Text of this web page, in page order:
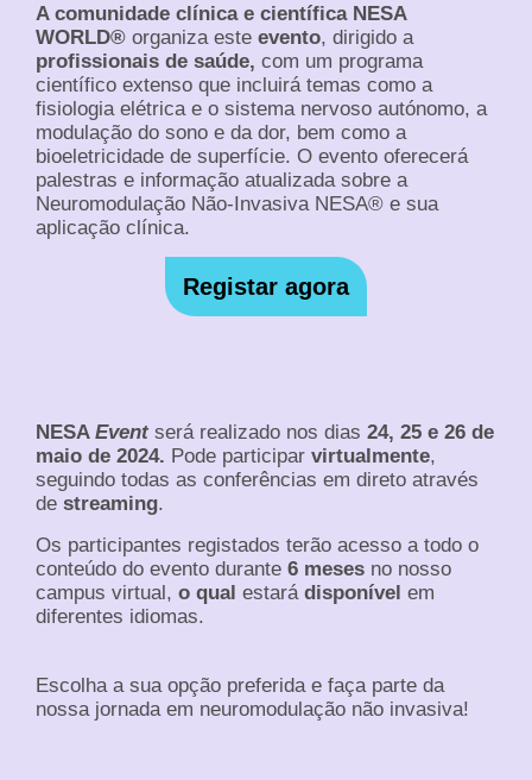
A comunidade clínica e científica NESA
WORLD® organiza este evento, dirigido a
profissionais de saúde, com um programa
científico extenso que incluirá temas como a
fisiologia elétrica e o sistema nervoso autónomo, a
modulação do sono e da dor, bem como a
bioeletricidade de superfície. O evento oferecerá
palestras e informação atualizada sobre a
Neuromodulação Não-Invasiva NESA® e sua
aplicação clínica.
Registar agora
NESA Eventserá realizado nos dias 24, 25 e 26 de
maio de 2024. Pode participar virtualmente,
seguindo todas as conferências em direto através
de streaming.
Os participantes registados terão acesso a todo o
conteúdo do evento durante 6 meses no nosso
campus virtual, o qual estará disponível em
diferentes idiomas.
Escolha a sua opção preferida e faça parte da
nossa jornada em neuromodulação não invasiva!